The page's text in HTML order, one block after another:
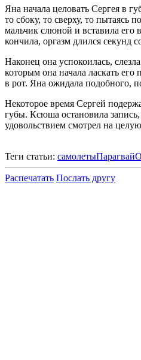
Яна начала целовать Сергея в
то сбоку, то сверху, то пытаясь
мальчик слюной и вставила его
кончила, оргазм длился секунд
Наконец она успокоилась,
которым она начала ласкать
в рот. Яна ожидала подобного,
Некоторое время Сергей
губы. Ксюша остановила
удовольствием смотрел на
Теги статьи: самолетыПарагвай
Распечатать Послать другу